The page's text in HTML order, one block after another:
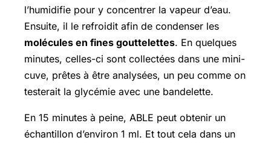
l’humidifie pour y concentrer la vapeur d’eau.
Ensuite, il le refroidit afin de condenser les
molécules en fines gouttelettes. En quelques
minutes, celles-ci sont collectées dans une mini-
cuve, prêtes à être analysées, un peu comme on
testerait la glycémie avec une bandelette.
En 15 minutes à peine, ABLE peut obtenir un
échantillon d’environ 1 ml. Et tout cela dans un